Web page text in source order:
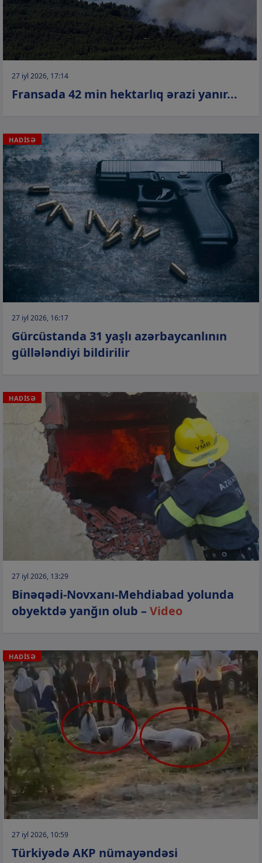
27 iyl 2026, 17:14
Fransada 42 min hektarlıq ərazi yanır...
HADİSƏ
27 iyl 2026, 16:17
Gürcüstanda 31 yaşlı azərbaycanlının
güllələndiyi bildirilir
HADİSƏ
27 iyl 2026, 13:29
Binəqədi-Novxanı-Mehdiabad yolunda
obyektdə yanğın olub –Video
HADİSƏ
27 iyl 2026, 10:59
Türkiyədə AKP nümayəndəsi